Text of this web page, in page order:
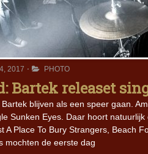
2017 PHOTO
Bartek releaset
blijven als een speer gaan.
Sunken Eyes. Daar hoort
A Place To Bury Strangers, Beach
mochten de eerste dag